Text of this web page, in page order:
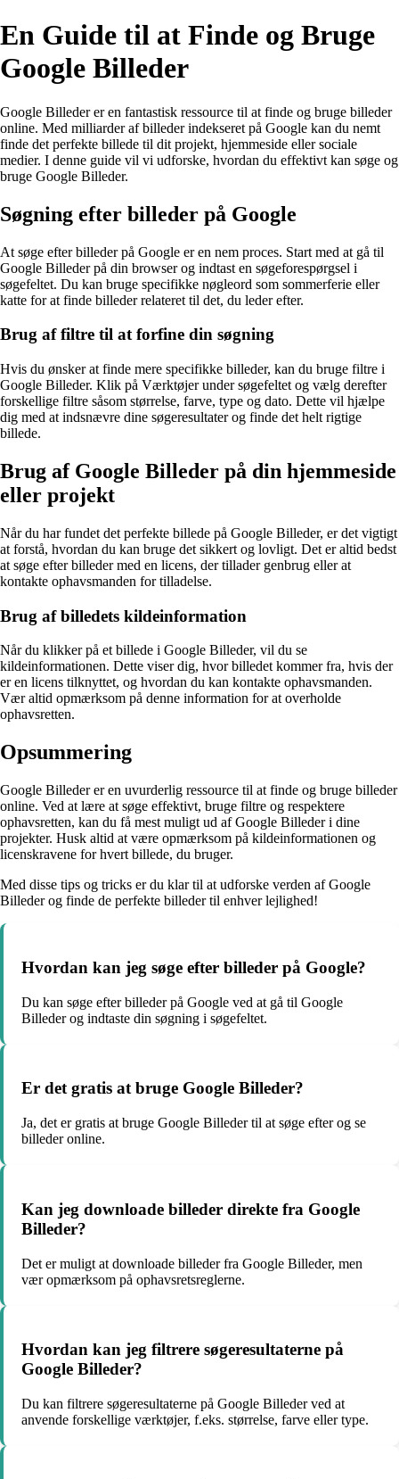
En Guide til at Finde og Bruge
Google Billeder
Google Billeder er en fantastisk ressource til at finde og bruge billeder
online. Med milliarder af billeder indekseret på Google kan du nemt
finde det perfekte billede til dit projekt, hjemmeside eller sociale
medier. I denne guide vil vi udforske, hvordan du effektivt kan søge og
bruge Google Billeder.
Søgning efter billeder på Google
At søge efter billeder på Google er en nem proces. Start med at gå til
Google Billeder på din browser og indtast en søgeforespørgsel i
søgefeltet. Du kan bruge specifikke nøgleord som sommerferie eller
katte for at finde billeder relateret til det, du leder efter.
Brug af filtre til at forfine din søgning
Hvis du ønsker at finde mere specifikke billeder, kan du bruge filtre i
Google Billeder. Klik på Værktøjer under søgefeltet og vælg derefter
forskellige filtre såsom størrelse, farve, type og dato. Dette vil hjælpe
dig med at indsnævre dine søgeresultater og finde det helt rigtige
billede.
Brug af Google Billeder på din hjemmeside
eller projekt
Når du har fundet det perfekte billede på Google Billeder, er det vigtigt
at forstå, hvordan du kan bruge det sikkert og lovligt. Det er altid bedst
at søge efter billeder med en licens, der tillader genbrug eller at
kontakte ophavsmanden for tilladelse.
Brug af billedets kildeinformation
Når du klikker på et billede i Google Billeder, vil du se
kildeinformationen. Dette viser dig, hvor billedet kommer fra, hvis der
er en licens tilknyttet, og hvordan du kan kontakte ophavsmanden.
Vær altid opmærksom på denne information for at overholde
ophavsretten.
Opsummering
Google Billeder er en uvurderlig ressource til at finde og bruge billeder
online. Ved at lære at søge effektivt, bruge filtre og respektere
ophavsretten, kan du få mest muligt ud af Google Billeder i dine
projekter. Husk altid at være opmærksom på kildeinformationen og
licenskravene for hvert billede, du bruger.
Med disse tips og tricks er du klar til at udforske verden af Google
Billeder og finde de perfekte billeder til enhver lejlighed!
Hvordan kan jeg søge efter billeder på Google?
Du kan søge efter billeder på Google ved at gå til Google
Billeder og indtaste din søgning i søgefeltet.
Er det gratis at bruge Google Billeder?
Ja, det er gratis at bruge Google Billeder til at søge efter og se
billeder online.
Kan jeg downloade billeder direkte fra Google
Billeder?
Det er muligt at downloade billeder fra Google Billeder, men
vær opmærksom på ophavsretsreglerne.
Hvordan kan jeg filtrere søgeresultaterne på
Google Billeder?
Du kan filtrere søgeresultaterne på Google Billeder ved at
anvende forskellige værktøjer, f.eks. størrelse, farve eller type.